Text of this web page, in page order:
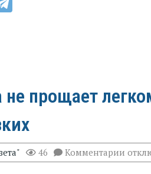
прощает
46 Комментарии к